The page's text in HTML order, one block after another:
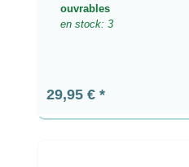
ouvrables
en stock: 3
Prix régulier :
29,95 €